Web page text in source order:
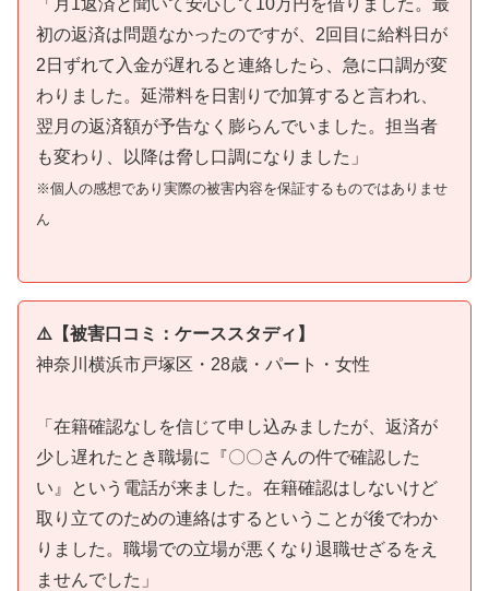
初の返済は問題なかったのですが、2回目に給料日が
2日ずれて入金が遅れると連絡したら、急に口調が変
わりました。延滞料を日割りで加算すると言われ、
翌月の返済額が予告なく膨らんでいました。担当者
も変わり、以降は脅し口調になりました」
※個人の感想であり実際の被害内容を保証するものではありませ
ん
⚠️【被害口コミ：ケーススタディ】
神奈川横浜市戸塚区・28歳・パート・女性
「在籍確認なしを信じて申し込みましたが、返済が
少し遅れたとき職場に『〇〇さんの件で確認した
い』という電話が来ました。在籍確認はしないけど
取り立てのための連絡はするということが後でわか
りました。職場での立場が悪くなり退職せざるをえ
ませんでした」